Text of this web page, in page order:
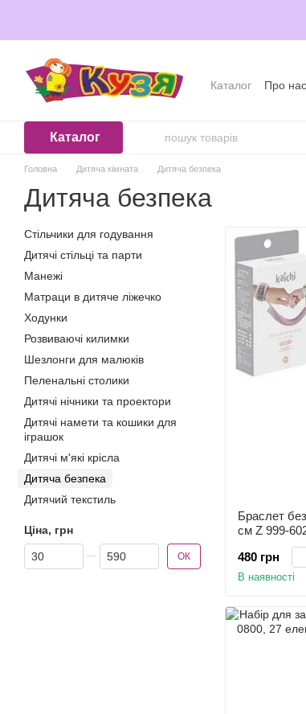
Каталог Про нас
Каталог
Головна Дитяча кімната Дитяча безпека
Дитяча безпека
Браслет
см Z 999-
480 грн
В наявності
Стільчики для годування
Дитячі стільці та парти
Манежі
Матраци в дитяче ліжечко
Ходунки
Розвиваючі килимки
Шезлонги для малюків
Пеленальні столики
Дитячі нічники та проектори
Дитячі намети та кошики для
іграшок
Дитячі м'які крісла
Дитяча безпека
Дитячий текстиль
Ціна, грн
Від Ціна, грн
До Ціна, грн ОК